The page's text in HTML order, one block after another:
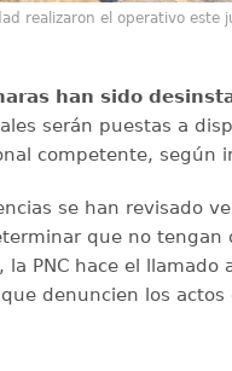
realizaron el operativo este
han sido
serán puestas a
competente, según
se han revisado
que no tengan
la PNC hace el llamado
denuncien los actos